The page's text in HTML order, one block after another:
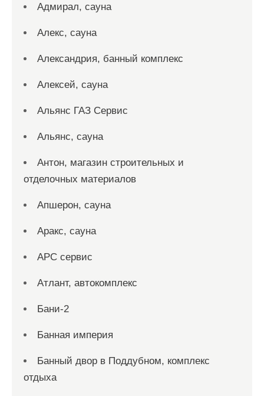
Адмирал, сауна
Алекс, сауна
Александрия, банный комплекс
Алексей, сауна
Альянс ГАЗ Сервис
Альянс, сауна
Антон, магазин строительных и
отделочных материалов
Апшерон, сауна
Аракс, сауна
АРС сервис
Атлант, автокомплекс
Бани-2
Банная империя
Банный двор в Поддубном, комплекс
отдыха